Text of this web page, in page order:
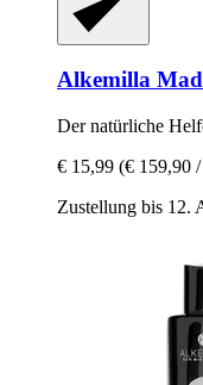
Alkemilla
Der natürliche
€ 15,99 (€ 159,90
Zustellung bis 12.